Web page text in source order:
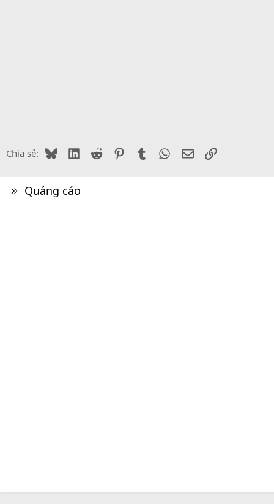
Chia sẻ: BlueskyLinkedIn
Reddit PinterestTumblr WhatsApp
EmailLink
Quảng cáo